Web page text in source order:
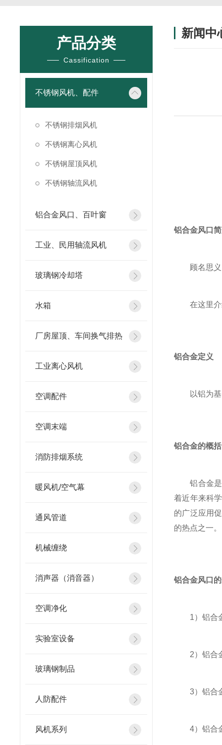
产品分类
Cassification
不锈钢风机、配件
不锈钢排烟风机
不锈钢离心风机
不锈钢屋顶风机
不锈钢轴流风机
铝合金风口、百叶窗
工业、民用轴流风机
玻璃钢冷却塔
水箱
厂房屋顶、车间换气排热
工业离心风机
空调配件
空调末端
消防排烟系统
暖风机/空气幕
通风管道
机械缠绕
消声器（消音器）
空调净化
实验室设备
玻璃钢制品
人防配件
风机系列
新闻中
铝合金风口
顾名思义，
在这里介
铝合金定义
以铝为基的
铝合金的概括
铝合金是工
着近年来科
的广泛应用
的热点之一。
铝合金风口
1）铝合金
2）铝合金
3）铝合金
4）铝合金